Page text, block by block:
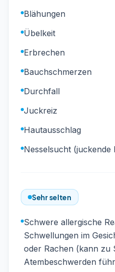
Blähungen
Übelkeit
Erbrechen
Bauchschmerzen
Durchfall
Juckreiz
Hautausschlag
Nesselsucht (juckende
Sehr selten
Schwere allergische
Schwellungen im
oder Rachen (kann zu
Atembeschwerden